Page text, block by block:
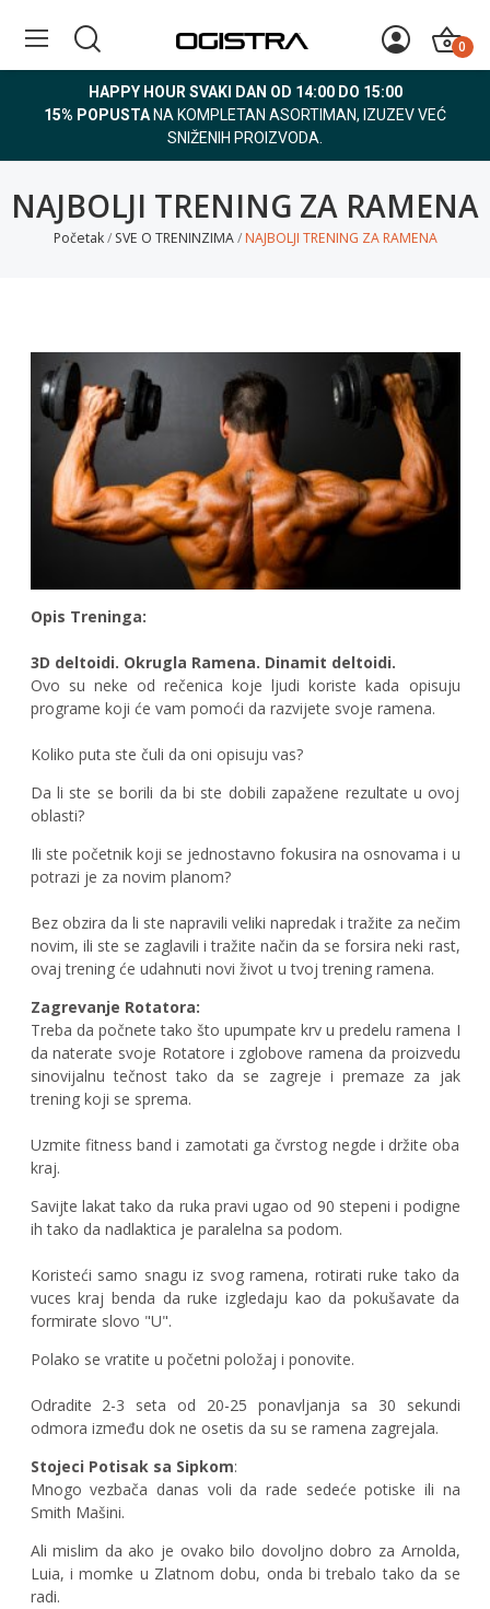
0
HAPPY HOUR SVAKI DAN OD 14:00 DO 15:00
15% POPUSTA NA KOMPLETAN ASORTIMAN, IZUZEV VEĆ
SNIŽENIH PROIZVODA.
NAJBOLJI TRENING ZA RAMENA
Početak SVE O TRENINZIMA NAJBOLJI TRENING ZA RAMENA
Opis Treninga:
3D deltoidi. Okrugla Ramena. Dinamit deltoidi.
Ovo su neke od rečenica koje ljudi koriste kada opisuju
programe koji će vam pomoći da razvijete svoje ramena.
Koliko puta ste čuli da oni opisuju vas?
Da li ste se borili da bi ste dobili zapažene rezultate u ovoj
oblasti?
Ili ste početnik koji se jednostavno fokusira na osnovama i u
potrazi je za novim planom?
Bez obzira da li ste napravili veliki napredak i tražite za nečim
novim, ili ste se zaglavili i tražite način da se forsira neki rast,
ovaj trening će udahnuti novi život u tvoj trening ramena.
Zagrevanje Rotatora:
Treba da počnete tako što upumpate krv u predelu ramena I
da naterate svoje Rotatore i zglobove ramena da proizvedu
sinovijalnu tečnost tako da se zagreje i premaze za jak
trening koji se sprema.
Uzmite fitness band i zamotati ga čvrstog negde i držite oba
kraj.
Savijte lakat tako da ruka pravi ugao od 90 stepeni i podigne
ih tako da nadlaktica je paralelna sa podom.
Koristeći samo snagu iz svog ramena, rotirati ruke tako da
vuces kraj benda da ruke izgledaju kao da pokušavate da
formirate slovo "U".
Polako se vratite u početni položaj i ponovite.
Odradite 2-3 seta od 20-25 ponavljanja sa 30 sekundi
odmora između dok ne osetis da su se ramena zagrejala.
Stojeci Potisak sa Sipkom:
Mnogo vezbača danas voli da rade sedeće potiske ili na
Smith Mašini.
Ali mislim da ako je ovako bilo dovoljno dobro za Arnolda,
Luia, i momke u Zlatnom dobu, onda bi trebalo tako da se
radi.